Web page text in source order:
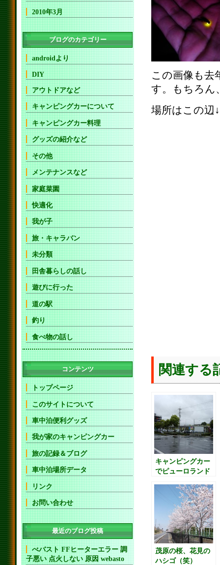
この画像も去
す。もちろん
場所はこの辺↓
関連する
キャンピングカー
でピューロランド
茂原の桜、花見の
ハシゴ（笑）
2010年3月
ブログのカテゴリー
androidより
DIY
アウトドアなど
キャンピングカーについて
キャンピングカー料理
グッズの紹介など
その他
メンテナンスなど
家庭菜園
快適化
我が子
旅・キャラバン
未分類
田舎暮らしの話し
遊びに行った
道の駅
釣り
食べ物の話し
コンテンツ
トップページ
このサイトについて
車中泊便利グッズ
我が家のキャンピングカー
旅の記録＆ブログ
車中泊場所データ
リンク
お問い合わせ
最近のブログ投稿
べバスト FFヒーターエラー 調
子悪い 点火しない 原因 webasto